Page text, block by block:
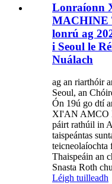
Lonraíonn
MACHINE
lonrú ag
i Seoul le
Nuálach
ag an riarthóir
Seoul, an
Ón 19ú go dtí
XI'AN AMCO
páirt rathúil in
taispeántas
teicneolaíochta
Thaispeáin an
Snasta Roth
Léigh tuilleadh